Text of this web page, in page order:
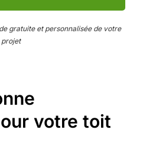
gratuite et personnalisée de votre
projet
votre toit